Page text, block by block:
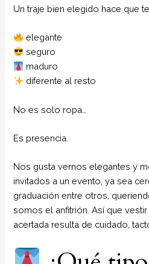
Un traje bien elegido hace que
elegante
seguro
maduro
diferente al resto
No es solo ropa…
Es presencia.
Nos gusta vernos elegantes y
invitados a un evento, ya sea
graduación entre otros,
somos el anfitrión. Así que
acertada resulta de cuidado,